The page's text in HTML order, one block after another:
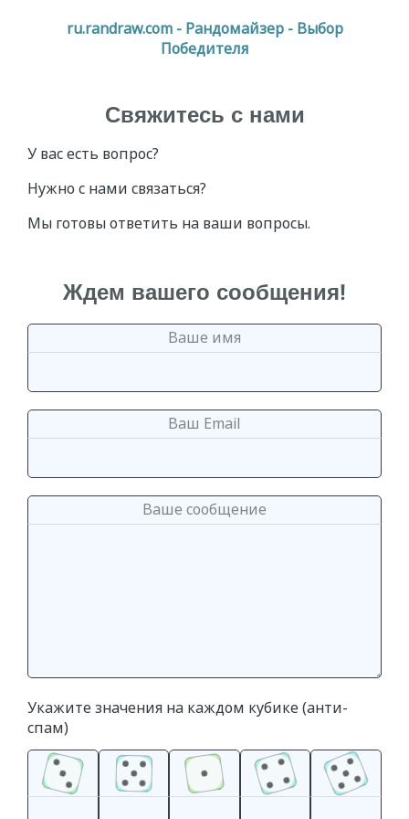
ru.randraw.com - Рандомайзер - Выбор
Победителя
Свяжитесь с нами
У вас есть вопрос?
Нужно с нами связаться?
Мы готовы ответить на ваши вопросы.
Ждем вашего сообщения!
Ваше имя
Ваш Email
Ваше сообщение
Укажите значения на каждом кубике (анти-
спам)